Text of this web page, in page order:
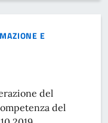
E
del
del